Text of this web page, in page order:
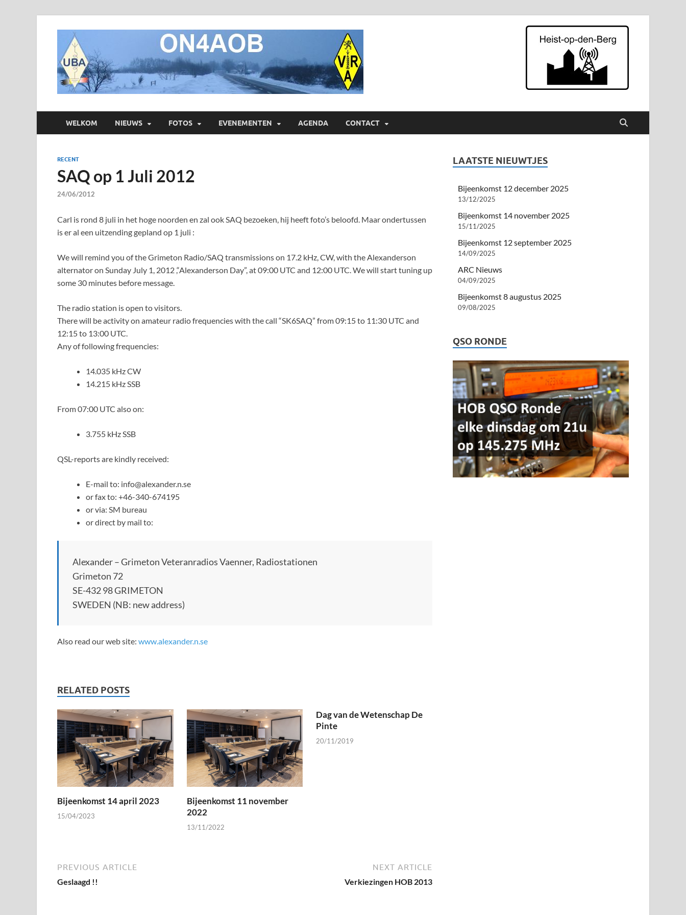
WELKOM NIEUWS FOTOS EVENEMENTEN AGENDA CONTACT
RECENT
SAQ op 1 Juli 2012
24/06/2012
Carl is rond 8 juli in het hoge noorden en zal ook SAQ bezoeken, hij heeft foto’s beloofd. Maar ondertussen
is er al een uitzending gepland op 1 juli :
We will remind you of the Grimeton Radio/SAQ transmissions on 17.2 kHz, CW, with the Alexanderson
alternator on Sunday July 1, 2012 ,“Alexanderson Day”, at 09:00 UTC and 12:00 UTC. We will start tuning up
some 30 minutes before message.
The radio station is open to visitors.
There will be activity on amateur radio frequencies with the call “SK6SAQ” from 09:15 to 11:30 UTC and
12:15 to 13:00 UTC.
Any of following frequencies:
14.035 kHz CW
14.215 kHz SSB
From 07:00 UTC also on:
3.755 kHz SSB
QSL-reports are kindly received:
E-mail to: info@alexander.n.se
or fax to: +46-340-674195
or via: SM bureau
or direct by mail to:
Alexander – Grimeton Veteranradios Vaenner, Radiostationen
Grimeton 72
SE-432 98 GRIMETON
SWEDEN (NB: new address)
Also read our web site: www.alexander.n.se
RELATED POSTS
Bijeenkomst 14 april 2023
15/04/2023
Bijeenkomst 11 november
2022
13/11/2022
Dag van de Wetenschap De
Pinte
20/11/2019
PREVIOUS ARTICLE
Geslaagd !!
NEXT ARTICLE
Verkiezingen HOB 2013
LAATSTE NIEUWTJES
Bijeenkomst 12 december 2025
13/12/2025
Bijeenkomst 14 november 2025
15/11/2025
Bijeenkomst 12 september 2025
14/09/2025
ARC Nieuws
04/09/2025
Bijeenkomst 8 augustus 2025
09/08/2025
QSO RONDE